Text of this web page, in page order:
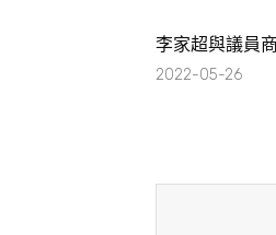
李家超與議員
2022-05-26